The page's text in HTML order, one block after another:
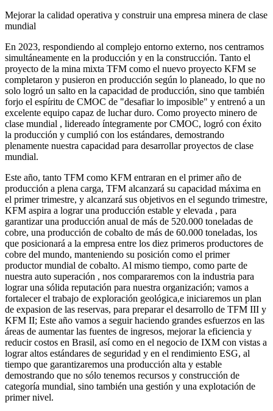
Mejorar la calidad operativa y construir una empresa minera de clase
mundial
En 2023, respondiendo al complejo entorno externo, nos centramos
simultáneamente en la producción y en la construcción. Tanto el
proyecto de la mina mixta TFM como el nuevo proyecto KFM se
completaron y pusieron en producción según lo planeado, lo que no
solo logró un salto en la capacidad de producción, sino que también
forjo el espíritu de CMOC de "desafiar lo imposible" y entrenó a un
excelente equipo capaz de luchar duro. Como proyecto minero de
clase mundial , lidereado íntegramente por CMOC, logró con éxito
la producción y cumplió con los estándares, demostrando
plenamente nuestra capacidad para desarrollar proyectos de clase
mundial.
Este año, tanto TFM como KFM entraran en el primer año de
producción a plena carga, TFM alcanzará su capacidad máxima en
el primer trimestre, y alcanzará sus objetivos en el segundo trimestre,
KFM aspira a lograr una producción estable y elevada , para
garantizar una producción anual de más de 520.000 toneladas de
cobre, una producción de cobalto de más de 60.000 toneladas, los
que posicionará a la empresa entre los diez primeros productores de
cobre del mundo, manteniendo su posición como el primer
productor mundial de cobalto. Al mismo tiempo, como parte de
nuestra auto superación , nos compararemos con la industria para
lograr una sólida reputación para nuestra organización; vamos a
fortalecer el trabajo de exploración geológica,e iniciaremos un plan
de expasion de las reservas, para preparar el desarrollo de TFM III y
KFM II; Este año vamos a seguir haciendo grandes esfuerzos en las
áreas de aumentar las fuentes de ingresos, mejorar la eficiencia y
reducir costos en Brasil, así como en el negocio de IXM con vistas a
lograr altos estándares de seguridad y en el rendimiento ESG, al
tiempo que garantizaremos una producción alta y estable
demostrando que no sólo tenemos recursos y construcción de
categoría mundial, sino también una gestión y una explotación de
primer nivel.